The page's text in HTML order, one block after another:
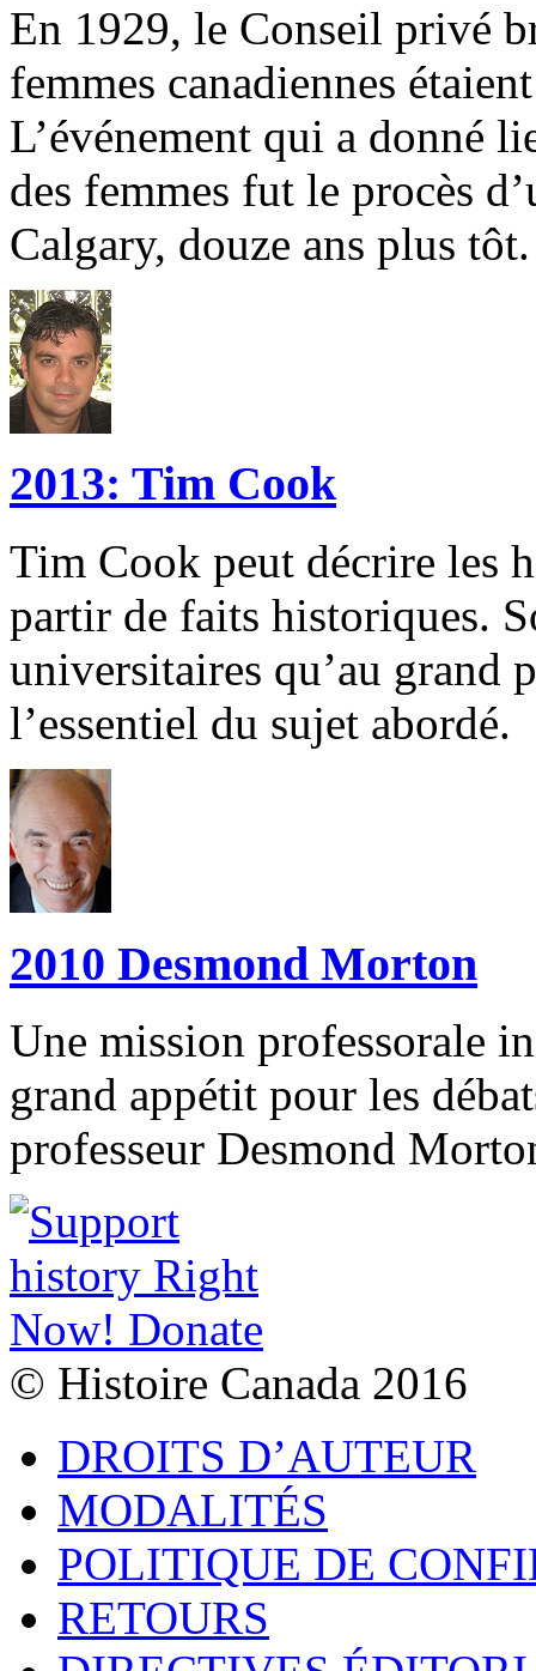
En 1929, le Conseil privé
femmes canadiennes
L’événement qui a donné
des femmes fut le procès
Calgary, douze ans plus tôt.
2013: Tim Cook
Tim Cook peut décrire les
partir de faits historiques.
universitaires qu’au grand
l’essentiel du sujet abordé.
2010 Desmond Morton
Une mission professorale
grand appétit pour les
professeur Desmond
© Histoire Canada 2016
DROITS D’AUTEUR
MODALITÉS
POLITIQUE DE
RETOURS